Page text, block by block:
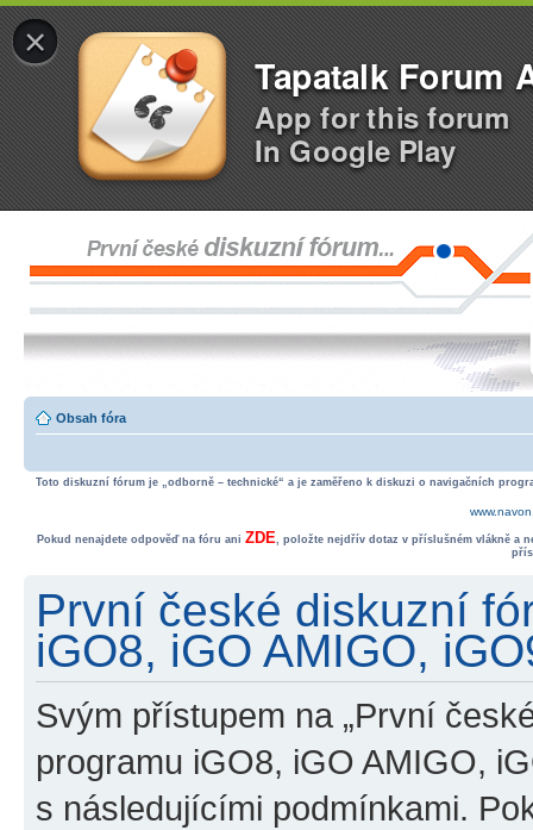
×
Tapatalk Forum
App for this forum
In Google Play
Obsah fóra
Toto diskuzní fórum je „odborně – technické“ a je zaměřeno k diskuzi o navigačních
Pokud nenajdete odpověď na fóru ani ZDE, položte nejdřív dotaz v příslušném vlákně a
První české diskuzní
iGO8, iGO AMIGO,
Svým přístupem na „První
programu iGO8, iGO AMIGO,
s následujícími podmínkami.